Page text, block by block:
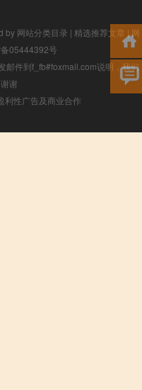
by 网站分类目录 | 精选推荐文章 |网
05444392号
邮件到f_fb#foxmail.com说明，我们
谢
利性广告及商业合作